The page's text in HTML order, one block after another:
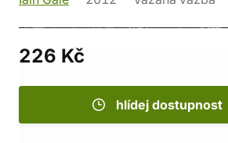
226 Kč
hlídej dostupnost